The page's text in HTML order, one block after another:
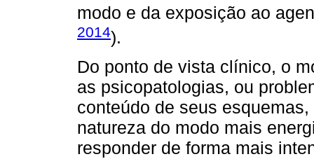
modo e da exposição ao
2014).
Do ponto de vista clínico, o
as psicopatologias, ou
conteúdo de seus
natureza do modo mais
responder de forma mais